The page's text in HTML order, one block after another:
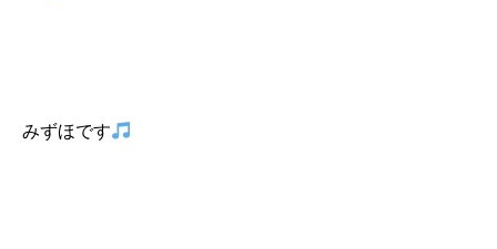
みずほです